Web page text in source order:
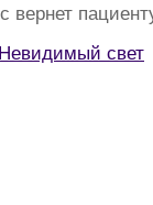
вернет
свет